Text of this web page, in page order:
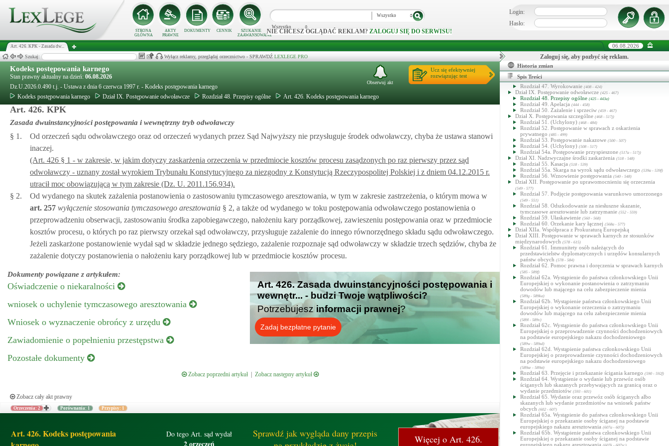
STRONA
GŁÓWNA
AKTY
PRAWNE
DOKUMENTY CENNIK
SZUKANIE
ZAAWANSOWANE
Wszystko
Wszystko
NIE CHCESZ OGLĄDAĆ REKLAM? ZALOGUJ SIĘ DO SERWISU!
Login:
Hasło:
Art. 426. KPK - Zasada dw... 06.08.2026
Szukaj: Wyłącz reklamy, przeglądaj orzecznictwo - SPRAWDŹ LEXLEGE PRO
Kodeks postępowania karnego
Stan prawny aktualny na dzień: 06.08.2026
Dz.U.2026.0.490 t.j. - Ustawa z dnia 6 czerwca 1997 r. - Kodeks postępowania karnego
Kodeks postępowania karnego
Dział IX. Postępowanie odwoławcze Rozdział 48. Przepisy ogólne Art. 426. Kodeks postępowania karnego
Ucz się efektywniej
rozwiązując test
Obserwuj akt
Art. 426. KPK
Zasada dwuinstancyjności postępowania i wewnętrzny tryb odwoławczy
§ 1.
Od orzeczeń sądu odwoławczego oraz od orzeczeń wydanych przez Sąd Najwyższy nie przysługuje środek odwoławczy, chyba że ustawa stanowi
inaczej.
(Art. 426 § 1 - w zakresie, w jakim dotyczy zaskarżenia orzeczenia w przedmiocie kosztów procesu zasądzonych po raz pierwszy przez sąd
odwoławczy - uznany został wyrokiem Trybunału Konstytucyjnego za niezgodny z Konstytucją Rzeczypospolitej Polskiej i z dniem 04.12.2015 r.
utracił moc obowiązującą w tym zakresie (Dz. U. 2011.156.934).
§ 2.
Od wydanego na skutek zażalenia postanowienia o zastosowaniu tymczasowego aresztowania, w tym w zakresie zastrzeżenia, o którym mowa w
art. 257 wyłączenie stosowania tymczasowego aresztowania § 2, a także od wydanego w toku postępowania odwoławczego postanowienia o
przeprowadzeniu obserwacji, zastosowaniu środka zapobiegawczego, nałożeniu kary porządkowej, zawieszeniu postępowania oraz w przedmiocie
kosztów procesu, o których po raz pierwszy orzekał sąd odwoławczy, przysługuje zażalenie do innego równorzędnego składu sądu odwoławczego.
Jeżeli zaskarżone postanowienie wydał sąd w składzie jednego sędziego, zażalenie rozpoznaje sąd odwoławczy w składzie trzech sędziów, chyba że
zażalenie dotyczy postanowienia o nałożeniu kary porządkowej lub w przedmiocie kosztów procesu.
Dokumenty powiązane z artykułem:
Oświadczenie o niekaralności
wniosek o uchylenie tymczasowego aresztowania
Wniosek o wyznaczenie obrońcy z urzędu
Zawiadomienie o popełnieniu przestępstwa
Pozostałe dokumenty
Art. 426. Zasada dwuinstancyjności postępowania i
wewnętr... - budzi Twoje wątpliwości?
Potrzebujesz informacji prawnej?
Zadaj bezpłatne pytanie
Zobacz poprzedni artykuł| Zobacz następny artykuł
Zobacz cały akt prawny
Orzeczenia: 2 Porównania: 1 Przypisy: 1
Art. 426. Kodeks postępowania
Do tego Art. sąd wydał
2 orzeczeń
Sprawdź jak wygląda dany przepis
Więcej o Art. 426.
Zaloguj się, aby pozbyć się reklam.
Historia zmian
Spis Treści
przygotowawczym
Rozdział 38. Czynności sądowe w postępowaniu
przygotowawczym
Rozdział 39. Akt oskarżenia(331 - 336)
(337 - 424)
Rozdział 40. Wstępna kontrola oskarżenia (337 - 347)
Rozdział 41. Przygotowanie do rozprawy głównej(348 - 354a)
Rozdział 42. Jawność rozprawy głównej (355 - 364)
Rozdział 43. Przepisy ogólne o rozprawie głównej
Rozdział 44. Rozpoczęcie rozprawy głównej
Rozdział 45. Przewód sądowy
Rozdział 46. Głosy końcowe(406 - 407)
Rozdział 47. Wyrokowanie (408 - 424)
Dział IX. Postępowanie odwoławcze (425 - 467)
Rozdział 48. Przepisy ogólne (425 - 443a)
Rozdział 49. Apelacja (444 - 458)
Rozdział 50. Zażalenie i sprzeciw (459 - 467)
Dział X. Postępowania szczególne (468 - 517j)
Rozdział 51. (Uchylony) (468 - 484)
Rozdział 52. Postępowanie w sprawach z oskarżenia
prywatnego (485 - 499)
Rozdział 53. Postępowanie nakazowe (500 - 507)
Rozdział 54. (Uchylony) (508 - 517)
Rozdział 54a. Postępowanie przyspieszone (517a - 517j)
Dział XI. Nadzwyczajne środki zaskarżenia (518 - 548)
Rozdział 55. Kasacja (518 - 539)
Rozdział 55a. Skarga na wyrok sądu odwoławczego (539a - 539f)
Rozdział 56. Wznowienie postępowania (540 - 548)
Dział XII. Postępowanie po uprawomocnieniu się orzeczenia
(549 - 577)
Rozdział 57. Podjęcie postępowania warunkowo umorzonego
(549 - 551)
Rozdział 58. Odszkodowanie za niesłuszne skazanie,
tymczasowe aresztowanie lub zatrzymanie (552 - 559)
Rozdział 59. Ułaskawienie (560 - 568)
Rozdział 60. Orzekanie kary łącznej (568a - 577)
Dział XIIa. Współpraca z Prokuraturą Europejską
Dział XIII. Postępowanie w sprawach karnych ze stosunków
międzynarodowych (578 - 615)
Rozdział 61. Immunitety osób należących do
przedstawicielstw dyplomatycznych i urzędów konsularnych
państw obcych (578 - 584)
Rozdział 62. Pomoc prawna i doręczenia w sprawach karnych
(585 - 589f)
Rozdział 62a. Wystąpienie do państwa członkowskiego Unii
Europejskiej o wykonanie postanowienia o zatrzymaniu
dowodów lub mającego na celu zabezpieczenie mienia
(589g - 589ka)
Rozdział 62b. Wystąpienie państwa członkowskiego Unii
Europejskiej o wykonanie orzeczenia o zatrzymaniu
dowodów lub mającego na celu zabezpieczenie mienia
(589l - 589v)
Rozdział 62c. Wystąpienie do państwa członkowskiego Unii
Europejskiej o przeprowadzenie czynności dochodzeniowych
na podstawie europejskiego nakazu dochodzeniowego
(589w - 589zd)
Rozdział 62d. Wystąpienie państwa członkowskiego Unii
Europejskiej o przeprowadzenie czynności dochodzeniowych
na podstawie europejskiego nakazu dochodzeniowego
(589ze - 589zt)
Rozdział 63. Przejęcie i przekazanie ścigania karnego (590 - 592f)
Rozdział 64. Wystąpienie o wydanie lub przewóz osób
ściganych lub skazanych przebywających za granicą oraz o
wydanie przedmiotów (593 - 601)
Rozdział 65. Wydanie oraz przewóz osób ściganych albo
skazanych lub wydanie przedmiotów na wniosek państw
obcych (602 - 607)
Rozdział 65a. Wystąpienie do państwa członkowskiego Unii
Europejskiej o przekazanie osoby ściganej na podstawie
europejskiego nakazu aresztowania (607a - 607j)
Rozdział 65b. Wystąpienie państwa członkowskiego Unii
Europejskiej o przekazanie osoby ściganej na podstawie
europejskiego nakazu aresztowania